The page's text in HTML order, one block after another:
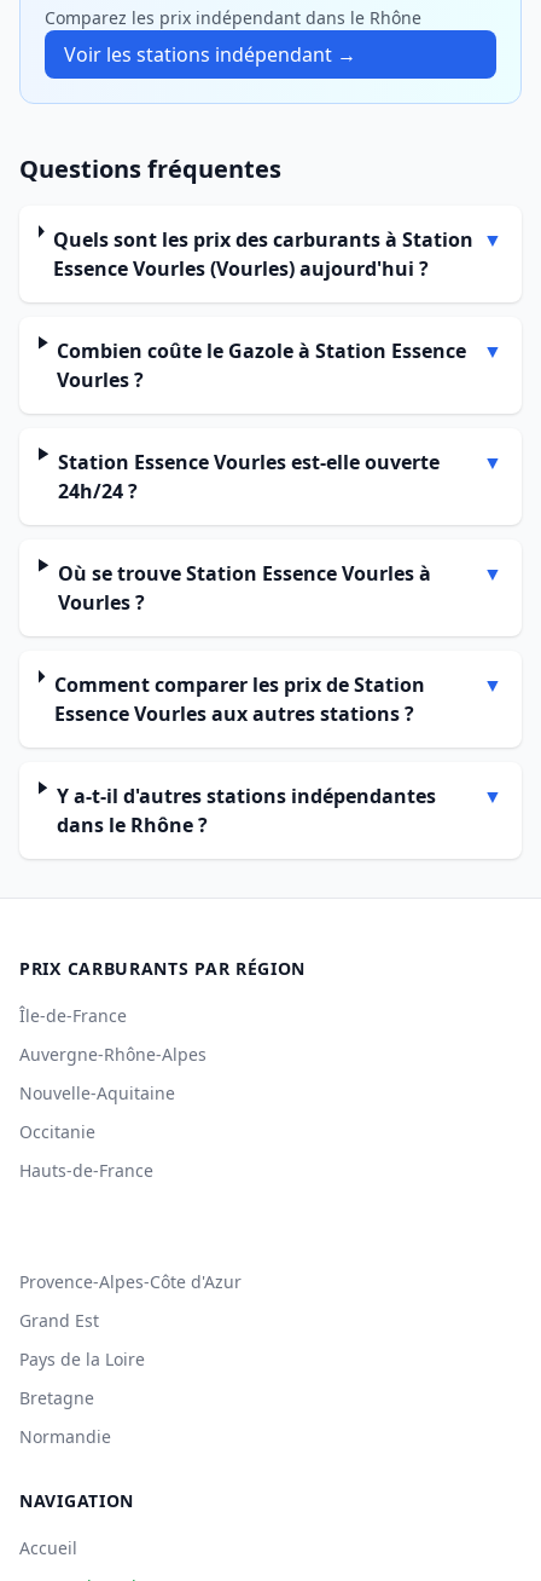
Comparez les prix indépendant dans le Rhône
Voir les stations indépendant →
Questions fréquentes
Quels sont les prix des carburants à Station
Essence Vourles (Vourles) aujourd'hui ?
▼
Combien coûte le Gazole à Station Essence
Vourles ?
▼
Station Essence Vourles est-elle ouverte
24h/24 ?
▼
Où se trouve Station Essence Vourles à
Vourles ?
▼
Comment comparer les prix de Station
Essence Vourles aux autres stations ?
▼
Y a-t-il d'autres stations indépendantes
dans le Rhône ?
▼
PRIX CARBURANTS PAR RÉGION
Île-de-France
Auvergne-Rhône-Alpes
Nouvelle-Aquitaine
Occitanie
Hauts-de-France
Provence-Alpes-Côte d'Azur
Grand Est
Pays de la Loire
Bretagne
Normandie
NAVIGATION
Accueil